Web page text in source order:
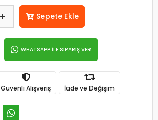
Sepete Ekle
WHATSAPP İLE SİPARİŞ VER
Güvenli Alışveriş İade ve Değişim